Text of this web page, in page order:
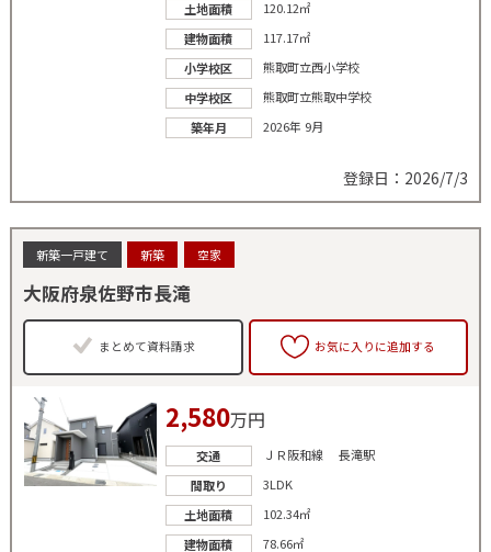
土地面積
120.12㎡
建物面積
117.17㎡
小学校区
熊取町立西小学校
中学校区
熊取町立熊取中学校
築年月
2026年 9月
登録日：2026/7/3
新築一戸建て 新築 空家
大阪府泉佐野市長滝
まとめて資料請求 お気に入りに追加する
2,580万円
交通
ＪＲ阪和線 長滝駅
間取り
3LDK
土地面積
102.34㎡
建物面積
78.66㎡